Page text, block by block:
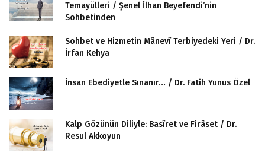
Temayülleri / Şenel İlhan Beyefendi’nin
Sohbetinden
Sohbet ve Hizmetin Mânevî Terbiyedeki Yeri / Dr.
İrfan Kehya
İnsan Ebediyetle Sınanır… / Dr. Fatih Yunus Özel
Kalp Gözünün Diliyle: Basîret ve Firâset / Dr.
Resul Akkoyun